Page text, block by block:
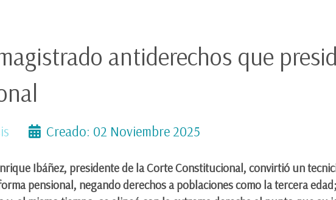
antiderechos que
Creado: 02 Noviembre 2025
Ibáñez, presidente de la Corte Constitucional, convirtió un
pensional, negando derechos a poblaciones como la tercera